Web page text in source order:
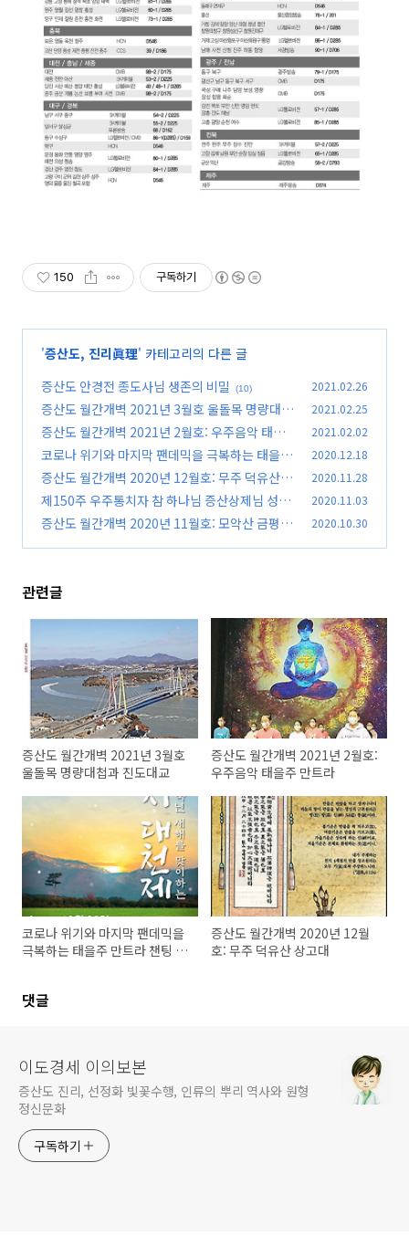
150 구독하기
'증산도, 진리眞理' 카테고리의 다른 글
증산도 안경전 종도사님 생존의 비밀
(10) 2021.02.26
증산도 월간개벽 2021년 3월호 울돌목 명량대첩
과 진도대교 (4)
2021.02.25
증산도 월간개벽 2021년 2월호: 우주음악 태을
주 만트라
(4)
2021.02.02
코로나 위기와 마지막 팬데믹을 극복하는 태을주
만트라 챈팅 콘서트 (4)
2020.12.18
증산도 월간개벽 2020년 12월호: 무주 덕유산 상
고대 (8)
2020.11.28
제150주 우주통치자 참 하나님 증산상제님 성탄
대치성
(5)
2020.11.03
증산도 월간개벽 2020년 11월호: 모악산 금평제
2020.10.30
관련글
증산도 월간개벽 2021년 3월호
울돌목 명량대첩과 진도대교
증산도 월간개벽 2021년 2월호:
우주음악 태을주 만트라
코로나 위기와 마지막 팬데믹을
극복하는 태을주 만트라 챈팅 콘
증산도 월간개벽 2020년 12월
호: 무주 덕유산 상고대
댓글
이도경세 이의보본
증산도 진리, 선정화 빛꽃수행, 인류의 뿌리 역사와 원형
정신문화
구독하기